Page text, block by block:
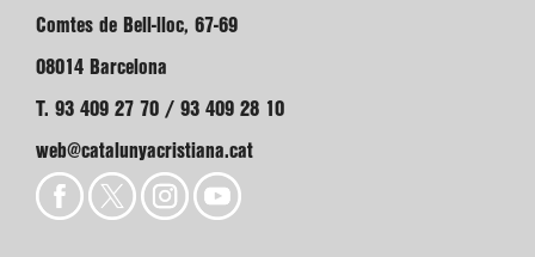
Comtes de Bell-lloc, 67-69
08014 Barcelona
T. 93 409 27 70 / 93 409 28 10
web@catalunyacristiana.cat